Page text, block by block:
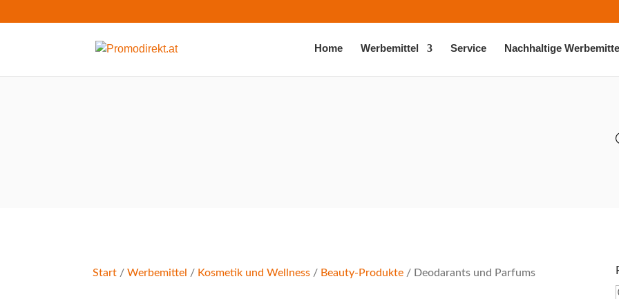
Home Werbemittel Service Nachhaltige
Start /Werbemittel / Kosmetik und Wellness / Beauty-Produkte / Deodarants und Parfums